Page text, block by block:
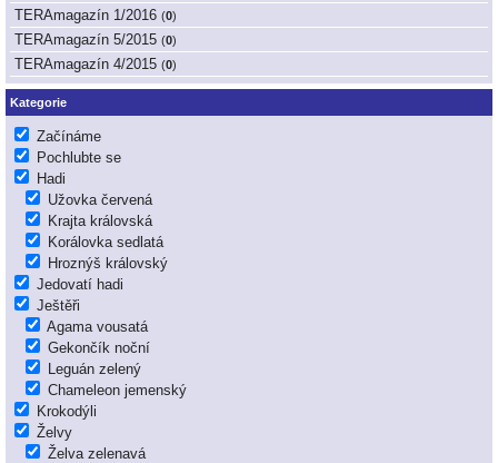
TERAmagazín 1/2016 (0)
TERAmagazín 5/2015 (0)
TERAmagazín 4/2015 (0)
Kategorie
Začínáme
Pochlubte se
Hadi
Užovka červená
Krajta královská
Korálovka sedlatá
Hroznýš královský
Jedovatí hadi
Ještěři
Agama vousatá
Gekončík noční
Leguán zelený
Chameleon jemenský
Krokodýli
Želvy
Želva zelenavá